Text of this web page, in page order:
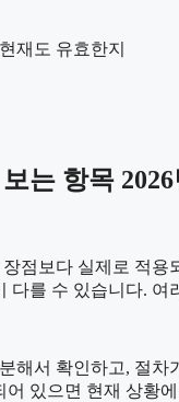
재도 유효한지
는 항목 2026
점보다 실제로 적
다를 수 있습니다.
해서 확인하고, 절
있으면 현재 상황